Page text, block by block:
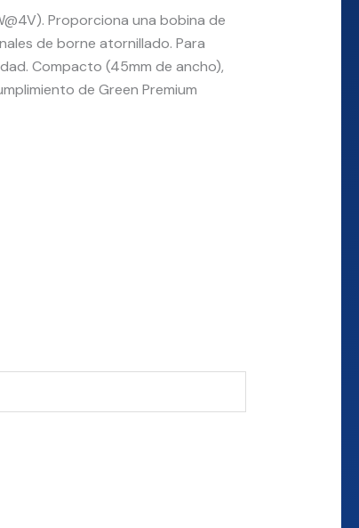
Proporciona una bobina de
de borne atornillado. Para
Compacto (45mm de ancho),
de Green Premium